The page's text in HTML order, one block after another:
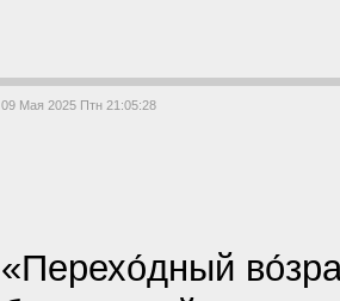
09 Мая 2025 Птн 21:05:28
«Перехо́дный